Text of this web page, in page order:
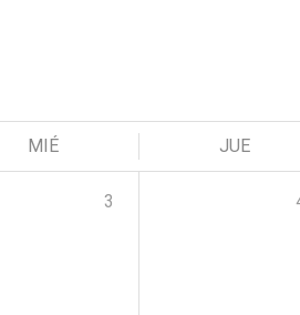
MIÉ JUE
3